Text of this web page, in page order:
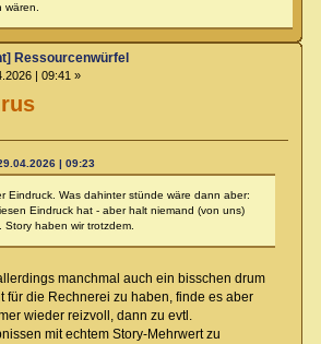
wären.
Ressourcenwürfel
| 09:41 »
| 09:23
Eindruck. Was dahinter stünde wäre dann aber:
Eindruck hat - aber halt niemand (von uns)
haben wir trotzdem.
manchmal auch ein bisschen drum
für die Rechnerei zu haben, finde es aber
wieder reizvoll, dann zu evtl.
mit echtem Story-Mehrwert zu